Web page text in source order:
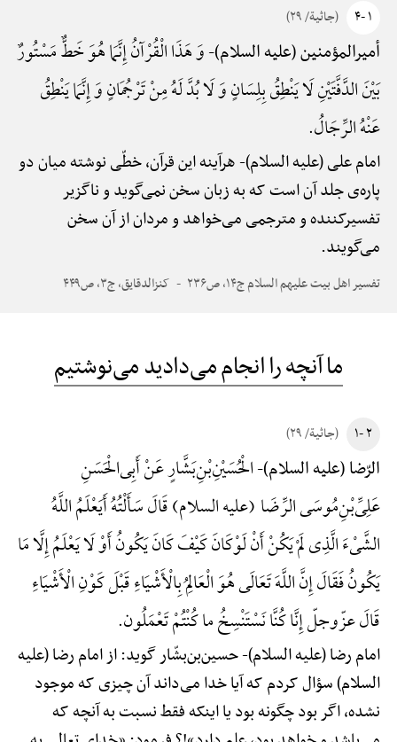
۱ -۴ (جاثیة/ ۲۹)
أمیرالمؤمنین (علیه السلام)-وَ هَذَا الْقُرْآنُ إِنَّمَا هُوَ خَطٌّ مَسْتُورٌ
بَیْنَ الدَّفَّتَیْنِ لَا یَنْطِقُ بِلِسَانٍ وَ لَا بُدَّ لَهُ مِنْ تَرْجُمَانٍ وَ إِنَّمَا یَنْطِقُ
عَنْهُ الرِّجَالُ.
امام علی (علیه السلام)-هرآینه این قرآن، خطّی نوشته میان دو
پاره‌ی جلد آن است که به زبان سخن نمی‌گوید و ناگزیر
تفسیرکننده و مترجمی می‌خواهد و مردان از آن سخن
می‌گویند.
تفسیر اهل بیت علیهم السلام ج۱۴، ص۲۳۶ کنزالدقایق، ج۳، ص۴۴۹
ما آنچه را انجام می‌دادید می‌نوشتیم
۲ -۱ (جاثیة/ ۲۹)
الرّضا (علیه السلام)-الْحُسَیْنِ‌بْنِ‌بَشَّارٍ عَنْ أَبِی‌الْحَسَنِ
عَلِیِّ‌بْنِ‌مُوسَی الرِّضَا (علیه السلام) قَالَ سَأَلْتُهُ أَ‌یَعْلَمُ اللَّهُ
الشَّیْءَ الَّذِی لَمْ یَکُنْ أَنْ لَوْ‌کَانَ کَیْفَ کَانَ یَکُونُ أَوْ لَا یَعْلَمُ إِلَّا مَا
یَکُونُ فَقَالَ إِنَّ اللَّهَ تَعَالَی هُوَ الْعَالِمُ بِالْأَشْیَاءِ قَبْلَ کَوْنِ الْأَشْیَاءِ
قَالَ عزّوجلّ إِنَّا کُنَّا نَسْتَنْسِخُ ما کُنْتُمْ تَعْمَلُون.
امام رضا (علیه السلام)-حسین‌بن‌بشّار گوید: از امام رضا (علیه
السلام) سؤال کردم که آیا خدا می‌داند آن چیزی که موجود
نشده، اگر بود چگونه بود یا اینکه فقط نسبت به آنچه که